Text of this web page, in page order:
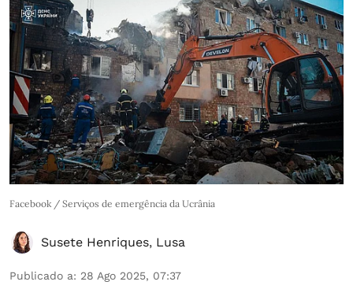
Facebook / Serviços de emergência da Ucrânia
Susete Henriques, Lusa
Publicado a: 28 Ago 2025, 07:37